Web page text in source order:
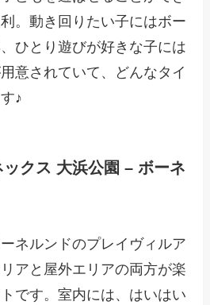
。動き回りたい子にはボー
ひとり遊びが好きな子には
意されていて、どんなタイ
♪
クス 大浜公園 – ボーネ
ネルンドのプレイヴィルア
アと屋外エリアの両方が楽
です。室内には、はいはい